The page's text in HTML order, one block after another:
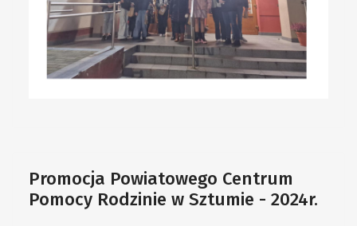
Promocja Powiatowego Centrum
Pomocy Rodzinie w Sztumie - 2024r.